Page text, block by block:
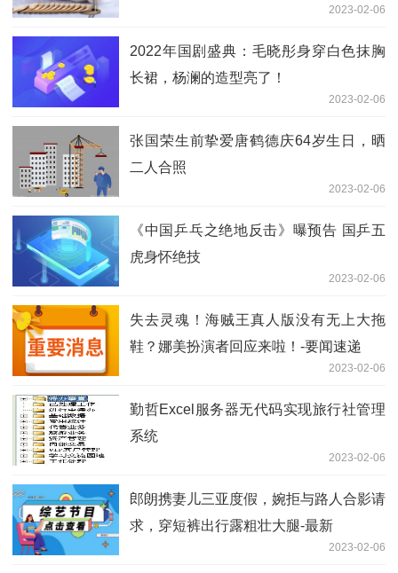
2023-02-06
2022年国剧盛典：毛晓彤身穿白色抹胸
长裙，杨澜的造型亮了！
2023-02-06
张国荣生前挚爱唐鹤德庆64岁生日，晒
二人合照
2023-02-06
《中国乒乓之绝地反击》曝预告 国乒五
虎身怀绝技
2023-02-06
失去灵魂！海贼王真人版没有无上大拖
鞋？娜美扮演者回应来啦！-要闻速递
2023-02-06
勤哲Excel服务器无代码实现旅行社管理
系统
2023-02-06
郎朗携妻儿三亚度假，婉拒与路人合影请
求，穿短裤出行露粗壮大腿-最新
2023-02-06